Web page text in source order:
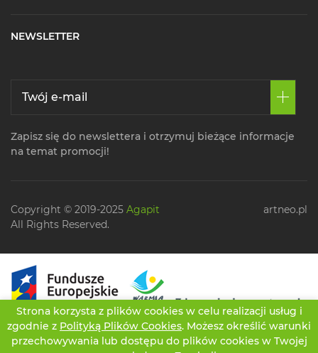
Strona korzysta z plików cookies w celu realizacji usług i
zgodnie z Polityką Plików Cookies. Możesz określić warunki
przechowywania lub dostępu do plików cookies w Twojej
NEWSLETTER
Zapisz się do newslettera i otrzymuj bieżące informacje
na temat promocji!
Copyright © 2019-2025 Agapit
All Rights Reserved.
artneo.pl